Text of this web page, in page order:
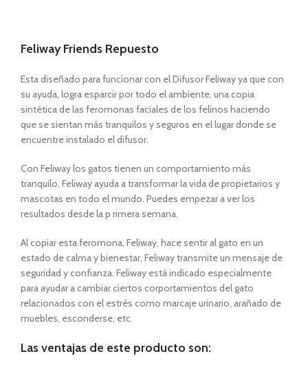
Feliway Friends Repuesto
Esta diseñado para funcionar con el Difusor Feliway ya que con
su ayuda, logra esparcir por todo el ambiente, una copia
sintética de las feromonas faciales de los felinos haciendo
que se sientan más tranquilos y seguros en el lugar donde se
encuentre instalado el difusor.
Con Feliway los gatos tienen un comportamiento más
tranquilo, Feliway ayuda a transformar la vida de propietarios y
mascotas en todo el mundo. Puedes empezar a ver los
resultados desde la p rimera semana.
Al copiar esta feromona, Feliway, hace sentir al gato en un
estado de calma y bienestar, Feliway transmite un mensaje de
seguridad y confianza. Feliway está indicado especialmente
para ayudar a cambiar ciertos corportamientos del gato
relacionados con el estrés como marcaje urinario, arañado de
muebles, esconderse, etc.
Las ventajas de este producto son: